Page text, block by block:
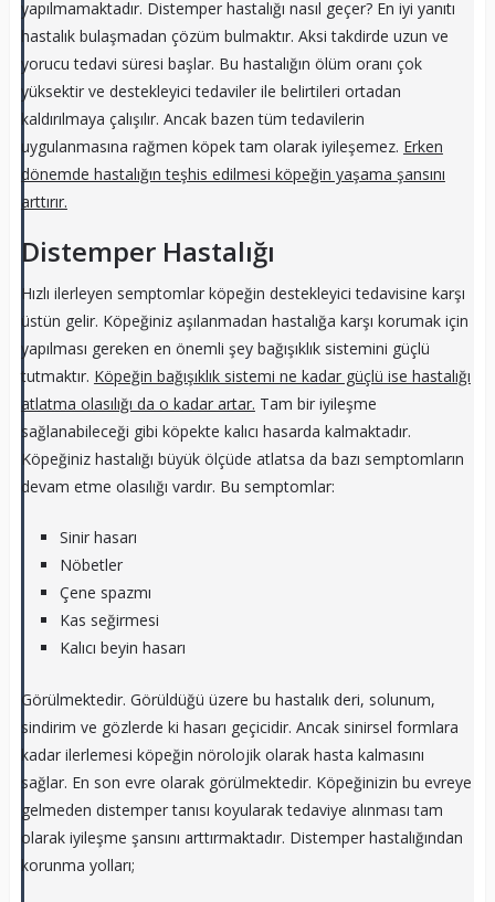
yapılmamaktadır. Distemper hastalığı nasıl geçer? En iyi yanıtı
hastalık bulaşmadan çözüm bulmaktır. Aksi takdirde uzun ve
yorucu tedavi süresi başlar. Bu hastalığın ölüm oranı çok
yüksektir ve destekleyici tedaviler ile belirtileri ortadan
kaldırılmaya çalışılır. Ancak bazen tüm tedavilerin
uygulanmasına rağmen köpek tam olarak iyileşemez. Erken
dönemde hastalığın teşhis edilmesi köpeğin yaşama şansını
arttırır.
Distemper Hastalığı
Hızlı ilerleyen semptomlar köpeğin destekleyici tedavisine karşı
üstün gelir. Köpeğiniz aşılanmadan hastalığa karşı korumak için
yapılması gereken en önemli şey bağışıklık sistemini güçlü
tutmaktır. Köpeğin bağışıklık sistemi ne kadar güçlü ise hastalığı
atlatma olasılığı da o kadar artar. Tam bir iyileşme
sağlanabileceği gibi köpekte kalıcı hasarda kalmaktadır.
Köpeğiniz hastalığı büyük ölçüde atlatsa da bazı semptomların
devam etme olasılığı vardır. Bu semptomlar:
Sinir hasarı
Nöbetler
Çene spazmı
Kas seğirmesi
Kalıcı beyin hasarı
Görülmektedir. Görüldüğü üzere bu hastalık deri, solunum,
sindirim ve gözlerde ki hasarı geçicidir. Ancak sinirsel formlara
kadar ilerlemesi köpeğin nörolojik olarak hasta kalmasını
sağlar. En son evre olarak görülmektedir. Köpeğinizin bu evreye
gelmeden distemper tanısı koyularak tedaviye alınması tam
olarak iyileşme şansını arttırmaktadır. Distemper hastalığından
korunma yolları;